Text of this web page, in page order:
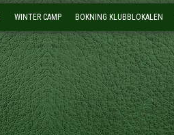
WINTER CAMP BOKNING KLUBBLOKALEN